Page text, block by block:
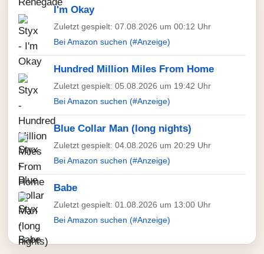
I'm Okay
Zuletzt gespielt: 07.08.2026 um 00:12 Uhr
Bei Amazon suchen (#Anzeige)
Hundred Million Miles From Home
Zuletzt gespielt: 05.08.2026 um 19:42 Uhr
Bei Amazon suchen (#Anzeige)
Blue Collar Man (long nights)
Zuletzt gespielt: 04.08.2026 um 20:29 Uhr
Bei Amazon suchen (#Anzeige)
Babe
Zuletzt gespielt: 01.08.2026 um 13:00 Uhr
Bei Amazon suchen (#Anzeige)